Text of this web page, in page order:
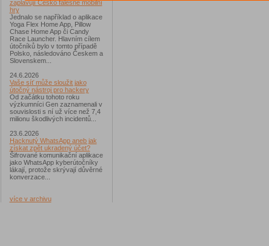
zaplavují Česko falešné mobilní
hry
Jednalo se například o aplikace
Yoga Flex Home App, Pillow
Chase Home App či Candy
Race Launcher. Hlavním cílem
útočníků bylo v tomto případě
Polsko, následováno Českem a
Slovenskem...
24.6.2026
Vaše síť může sloužit jako
útočný nástroj pro hackery
Od začátku tohoto roku
výzkumníci Gen zaznamenali v
souvislosti s ní už více než 7,4
milionu škodlivých incidentů...
23.6.2026
Hacknutý WhatsApp aneb jak
získat zpět ukradený účet?
Šifrované komunikační aplikace
jako WhatsApp kyberútočníky
lákají, protože skrývají důvěrné
konverzace...
více v archivu